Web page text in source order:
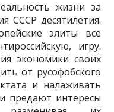
жизни за
СССР десятилетия.
эли­ты все
игру.
экономики своих
от ру­софобского
и налаживать
предают интересы